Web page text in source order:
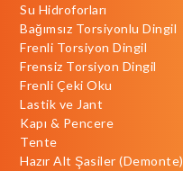
Su Hidroforları
Bağımsız Torsiyonlu Dingil
Frenli Torsiyon Dingil
Frensiz Torsiyon Dingil
Frenli Çeki Oku
Lastik ve Jant
Kapı & Pencere
Tente
Hazır Alt Şasiler (Demonte)